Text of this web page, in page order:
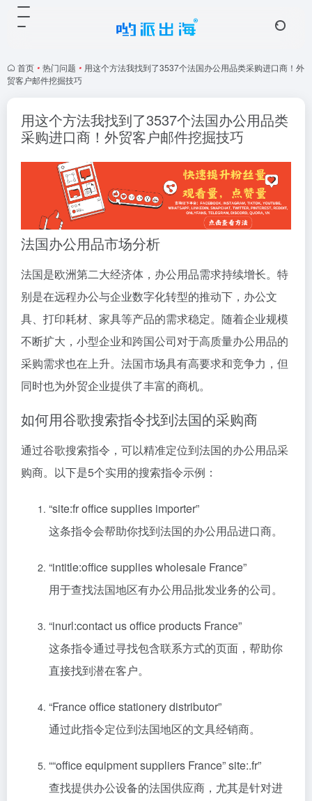
首页 • 热门问题 • 用这个方法我找到了3537个法国办公用品类采购进口商！外
贸客户邮件挖掘技巧
用这个方法我找到了3537个法国办公用品类
采购进口商！外贸客户邮件挖掘技巧
法国办公用品市场分析
法国是欧洲第二大经济体，办公用品需求持续增长。特
别是在远程办公与企业数字化转型的推动下，办公文
具、打印耗材、家具等产品的需求稳定。随着企业规模
不断扩大，小型企业和跨国公司对于高质量办公用品的
采购需求也在上升。法国市场具有高要求和竞争力，但
同时也为外贸企业提供了丰富的商机。
如何用谷歌搜索指令找到法国的采购商
通过谷歌搜索指令，可以精准定位到法国的办公用品采
购商。以下是5个实用的搜索指令示例：
“site:fr office supplies importer”
这条指令会帮助你找到法国的办公用品进口商。
“intitle:office supplies wholesale France”
用于查找法国地区有办公用品批发业务的公司。
“inurl:contact us office products France”
这条指令通过寻找包含联系方式的页面，帮助你
直接找到潜在客户。
“France office stationery distributor”
通过此指令定位到法国地区的文具经销商。
““office equipment suppliers France” site:.fr”
查找提供办公设备的法国供应商，尤其是针对进